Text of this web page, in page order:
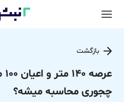
بازگشت
چجوری محاسبه میشه؟